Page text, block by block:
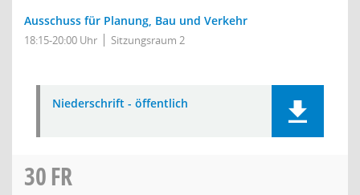
Ausschuss für Planung, Bau und Verkehr
18:15-20:00 Uhr Sitzungsraum 2
Niederschrift - öffentlich
30FR